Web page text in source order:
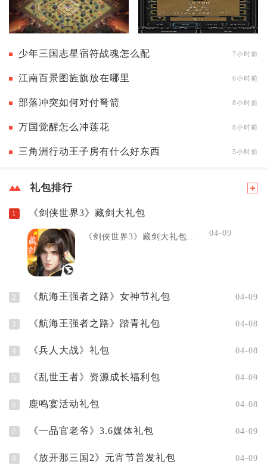
少年三国志星宿符战魂怎么配 7小时前
江南百景图旌旗放在哪里 6小时前
部落冲突如何对付弩箭 8小时前
万国觉醒怎么冲莲花 8小时前
三角洲行动王子房有什么好东西 5小时前
礼包排行
1 《剑侠世界3》藏剑大礼包
《剑侠世界3》藏剑大礼包... 04-09
2 《航海王强者之路》女神节礼包 04-09
3 《航海王强者之路》踏青礼包 04-08
4 《兵人大战》礼包 04-08
5 《乱世王者》资源成长福利包 04-09
6 鹿鸣宴活动礼包 04-08
7 《一品官老爷》3.6媒体礼包 04-09
8 《放开那三国2》元宵节普发礼包 04-09